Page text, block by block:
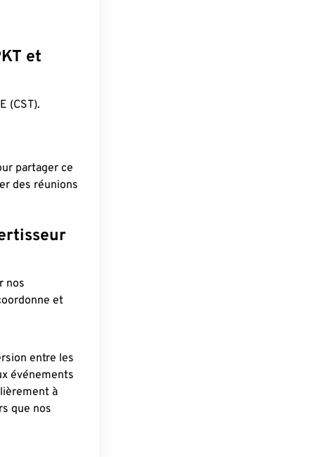
et
(CST).
partager ce
des réunions
nos
et
entre les
événements
à
que nos